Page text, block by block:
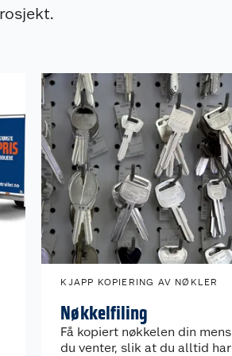
KJAPP KOPIERING AV NØKLER
Nøkkelfiling
Få kopiert nøkkelen din mens
du venter, slik at du alltid har